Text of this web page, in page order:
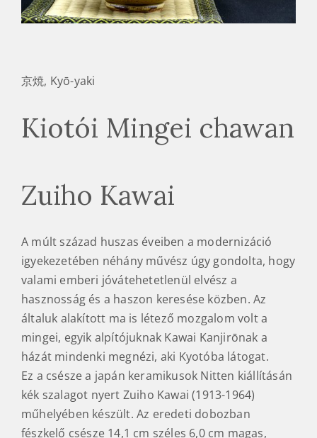
京焼, Kyō-yaki
Kiotói Mingei chawan
Zuiho Kawai
A múlt század huszas éveiben a modernizáció
igyekezetében néhány művész úgy gondolta, hogy
valami emberi jóvátehetetlenül elvész a
hasznosság és a haszon keresése közben. Az
általuk alakított ma is létező mozgalom volt a
mingei, egyik alpítójuknak Kawai Kanjirōnak a
házát mindenki megnézi, aki Kyotóba látogat.
Ez a csésze a japán keramikusok Nitten kiállításán
kék szalagot nyert Zuiho Kawai (1913-1964)
műhelyében készült. Az eredeti dobozban
fészkelő csésze 14,1 cm széles 6,0 cm magas,